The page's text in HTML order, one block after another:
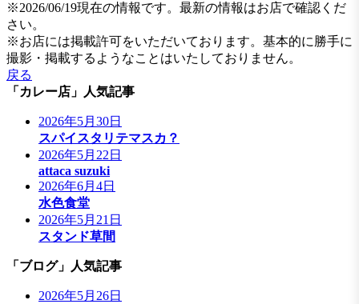
※2026/06/19現在の情報です。最新の情報はお店で確認くだ
さい。
※お店には掲載許可をいただいております。基本的に勝手に
撮影・掲載するようなことはいたしておりません。
戻る
「カレー店」人気記事
2026年5月30日
スパイスタリテマスカ？
2026年5月22日
attaca suzuki
2026年6月4日
水色食堂
2026年5月21日
スタンド草間
「ブログ」人気記事
2026年5月26日